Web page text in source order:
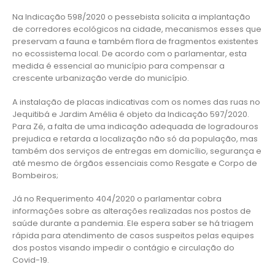
Na Indicação 598/2020 o pessebista solicita a implantação
de corredores ecológicos na cidade, mecanismos esses que
preservam a fauna e também flora de fragmentos existentes
no ecossistema local. De acordo com o parlamentar, esta
medida é essencial ao município para compensar a
crescente urbanização verde do município.
A instalação de placas indicativas com os nomes das ruas no
Jequitibá e Jardim Amélia é objeto da Indicação 597/2020.
Para Zé, a falta de uma indicação adequada de logradouros
prejudica e retarda a localização não só da população, mas
também dos serviços de entregas em domicílio, segurança e
até mesmo de órgãos essenciais como Resgate e Corpo de
Bombeiros;
Já no Requerimento 404/2020 o parlamentar cobra
informações sobre as alterações realizadas nos postos de
saúde durante a pandemia. Ele espera saber se há triagem
rápida para atendimento de casos suspeitos pelas equipes
dos postos visando impedir o contágio e circulação do
Covid-19.